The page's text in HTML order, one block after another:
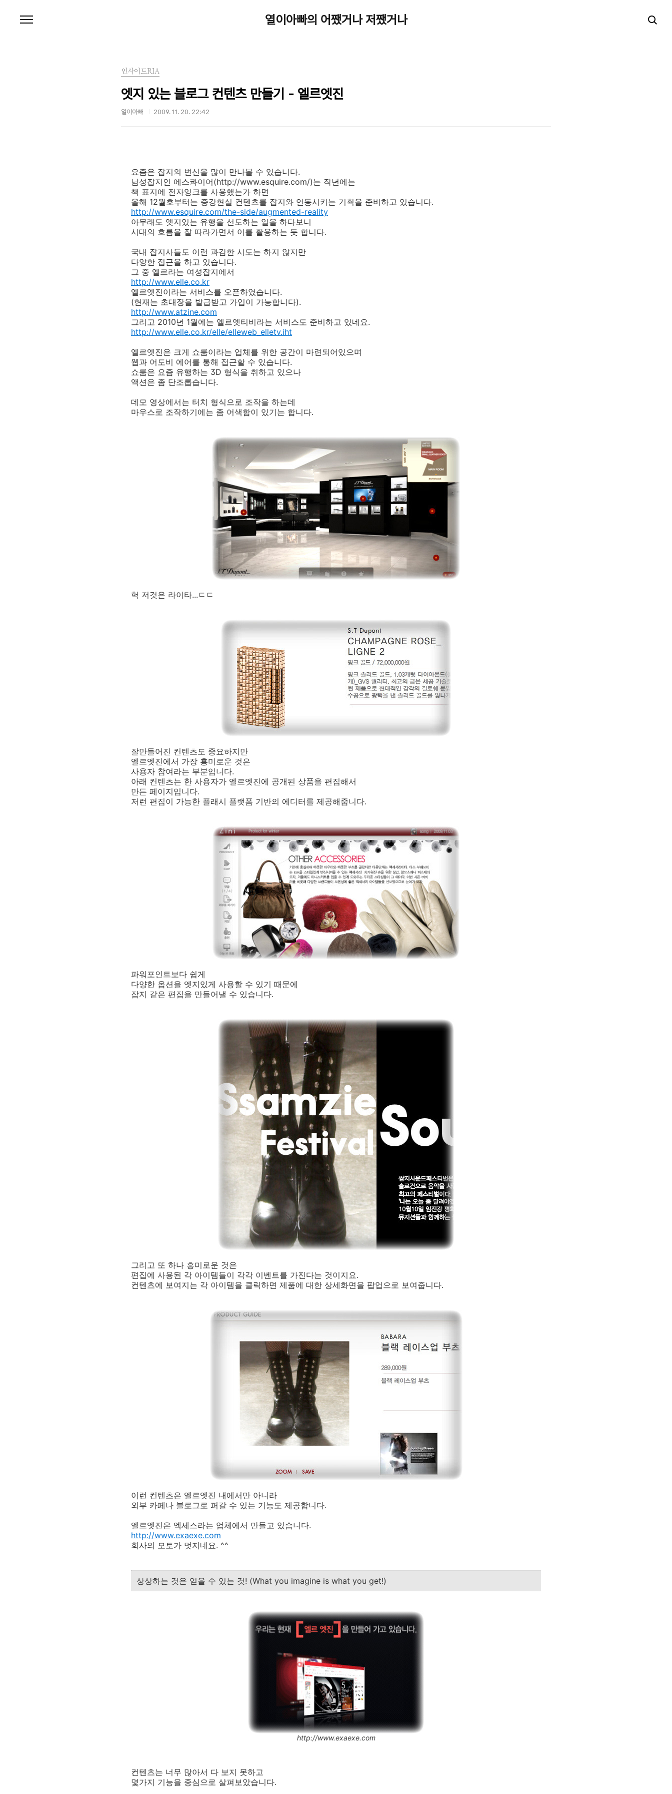
열이아빠의 어쨌거나 저쨌거나
인사이드RIA
엣지 있는 블로그 컨텐츠 만들기 - 엘르엣진
열이아빠 2009. 11. 20. 22:42
요즘은 잡지의 변신을 많이 만나볼 수 있습니다.
남성잡지인 에스콰이어(http://www.esquire.com/)는 작년에는
책 표지에 전자잉크를 사용했는가 하면
올해 12월호부터는 증강현실 컨텐츠를 잡지와 연동시키는 기획을 준비하고 있습니다.
http://www.esquire.com/the-side/augmented-reality
아무래도 앳지있는 유행을 선도하는 일을 하다보니
시대의 흐름을 잘 따라가면서 이를 활용하는 듯 합니다.
국내 잡지사들도 이런 과감한 시도는 하지 않지만
다양한 접근을 하고 있습니다.
그 중 엘르라는 여성잡지에서
http://www.elle.co.kr
엘르엣진이라는 서비스를 오픈하였습니다.
(현재는 초대장을 발급받고 가입이 가능합니다).
http://www.atzine.com
그리고 2010년 1월에는 엘르엣티비라는 서비스도 준비하고 있네요.
http://www.elle.co.kr/elle/elleweb_elletv.iht
엘르엣진은 크게 쇼룸이라는 업체를 위한 공간이 마련되어있으며
웹과 어도비 에어를 통해 접근할 수 있습니다.
쇼룸은 요즘 유행하는 3D 형식을 취하고 있으나
액션은 좀 단조롭습니다.
데모 영상에서는 터치 형식으로 조작을 하는데
마우스로 조작하기에는 좀 어색함이 있기는 합니다.
헉 저것은 라이타...ㄷㄷ
잘만들어진 컨텐츠도 중요하지만
엘르엣진에서 가장 흥미로운 것은
사용자 참여라는 부분입니다.
아래 컨텐츠는 한 사용자가 엘르엣진에 공개된 상품을 편집해서
만든 페이지입니다.
저런 편집이 가능한 플래시 플랫폼 기반의 에디터를 제공해줍니다.
파워포인트보다 쉽게
다양한 옵션을 엣지있게 사용할 수 있기 때문에
잡지 같은 편집을 만들어낼 수 있습니다.
그리고 또 하나 흥미로운 것은
편집에 사용된 각 아이템들이 각각 이벤트를 가진다는 것이지요.
컨텐츠에 보여지는 각 아이템을 클릭하면 제품에 대한 상세화면을 팝업으로 보여줍니다.
이런 컨텐츠은 엘르엣진 내에서만 아니라
외부 카페나 블로그로 퍼갈 수 있는 기능도 제공합니다.
엘르엣진은 엑세스라는 업체에서 만들고 있습니다.
http://www.exaexe.com
회사의 모토가 멋지네요. ^^
상상하는 것은 얻을 수 있는 것! (What you imagine is what you get!)
http://www.exaexe.com
컨텐츠는 너무 많아서 다 보지 못하고
몇가지 기능을 중심으로 살펴보았습니다.